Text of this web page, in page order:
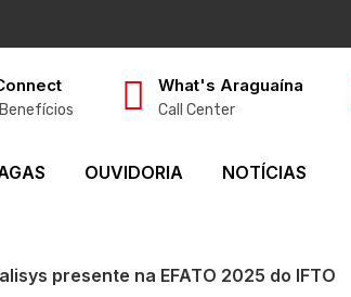
What's Araguaína
Call Center
OUVIDORIA NOTÍCIAS
presente na EFATO 2025 do IFTO